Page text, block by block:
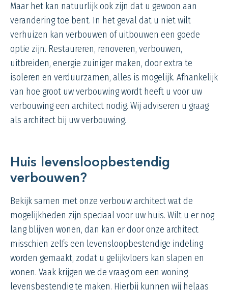
Maar het kan natuurlijk ook zijn dat u gewoon aan
verandering toe bent. In het geval dat u niet wilt
verhuizen kan verbouwen of uitbouwen een goede
optie zijn. Restaureren, renoveren, verbouwen,
uitbreiden, energie zuiniger maken, door extra te
isoleren en verduurzamen, alles is mogelijk. Afhankelijk
van hoe groot uw verbouwing wordt heeft u voor uw
verbouwing een architect nodig. Wij adviseren u graag
als architect bij uw verbouwing.
Huis levensloopbestendig
verbouwen?
Bekijk samen met onze verbouw architect wat de
mogelijkheden zijn speciaal voor uw huis. Wilt u er nog
lang blijven wonen, dan kan er door onze architect
misschien zelfs een levensloopbestendige indeling
worden gemaakt, zodat u gelijkvloers kan slapen en
wonen. Vaak krijgen we de vraag om een woning
levensbestendig te maken. Hierbij kunnen wij helaas